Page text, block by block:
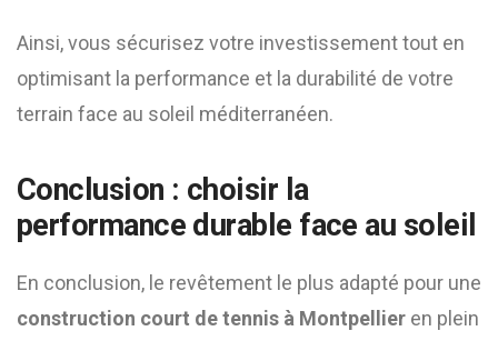
Ainsi, vous sécurisez votre investissement tout en
optimisant la performance et la durabilité de votre
terrain face au soleil méditerranéen.
Conclusion : choisir la
performance durable face au soleil
En conclusion, le revêtement le plus adapté pour une
construction court de tennis à Montpellier en plein